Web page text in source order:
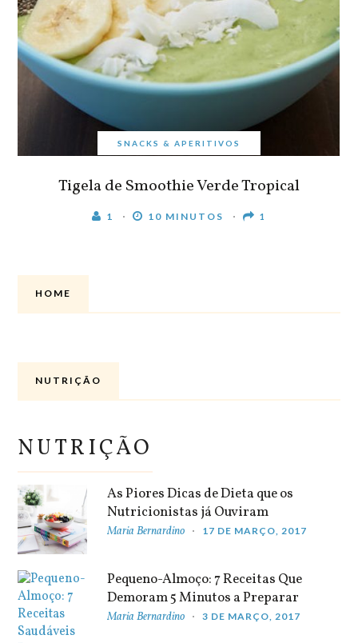
SNACKS & APERITIVOS
Tigela de Smoothie Verde Tropical
1 10 MINUTOS 1
HOME
NUTRIÇÃO
NUTRIÇÃO
As Piores Dicas de Dieta que os
Nutricionistas já Ouviram
Maria Bernardino 17 DE MARÇO, 2017
Pequeno-Almoço: 7 Receitas Que
Demoram 5 Minutos a Preparar
Maria Bernardino 3 DE MARÇO, 2017